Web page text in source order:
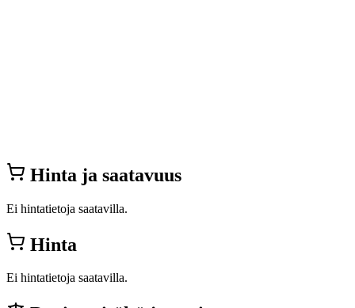
Hinta ja saatavuus
Ei hintatietoja saatavilla.
Hinta
Ei hintatietoja saatavilla.